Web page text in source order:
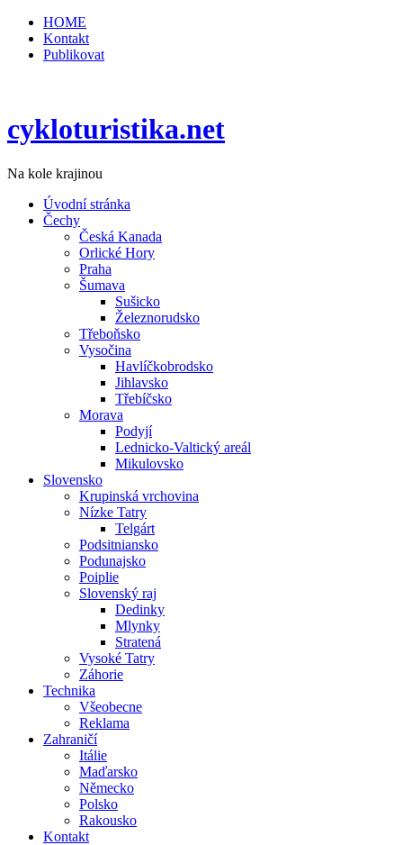
HOME
Kontakt
Publikovat
cykloturistika.net
Na kole krajinou
Úvodní stránka
Čechy
Česká Kanada
Orlické Hory
Praha
Šumava
Sušicko
Železnorudsko
Třeboňsko
Vysočina
Havlíčkobrodsko
Jihlavsko
Třebíčsko
Morava
Podyjí
Lednicko-Valtický areál
Mikulovsko
Slovensko
Krupinská vrchovina
Nízke Tatry
Telgárt
Podsitniansko
Podunajsko
Poiplie
Slovenský raj
Dedinky
Mlynky
Stratená
Vysoké Tatry
Záhorie
Technika
Všeobecne
Reklama
Zahraničí
Itálie
Maďarsko
Německo
Polsko
Rakousko
Kontakt